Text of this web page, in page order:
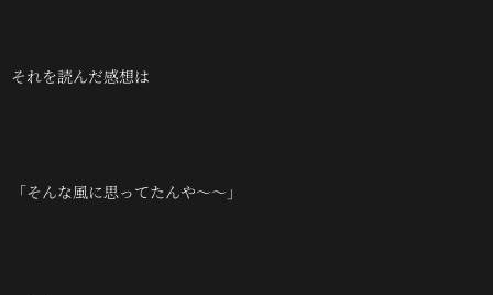
それを読んだ感想は
「そんな風に思ってたんや～～」